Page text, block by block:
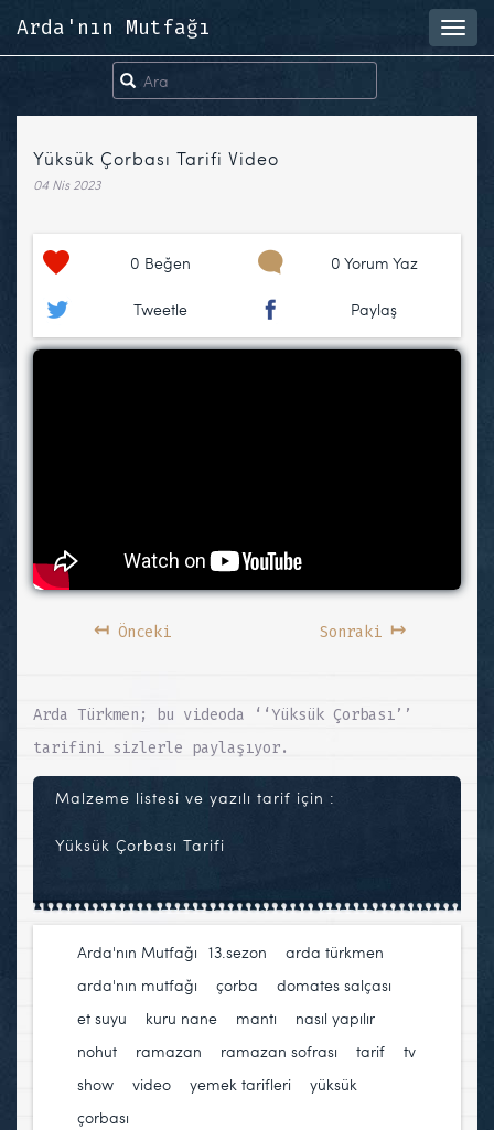
Arda'nın Mutfağı
Yüksük Çorbası Tarifi Video
04 Nis 2023
0 Beğen 0 Yorum Yaz
Tweetle Paylaş
↤Önceki Sonraki ↦
Arda Türkmen; bu videoda ‘‘Yüksük Çorbası’’
tarifini sizlerle paylaşıyor.
Malzeme listesi ve yazılı tarif için :
Yüksük Çorbası Tarifi
Arda'nın Mutfağı 13.sezon arda türkmen
arda'nın mutfağı
çorba domates salçası
et suyu
kuru nane mantı nasıl yapılır
nohut
ramazan ramazan sofrası tarif
tv
show
video yemek tarifleri
yüksük
çorbası